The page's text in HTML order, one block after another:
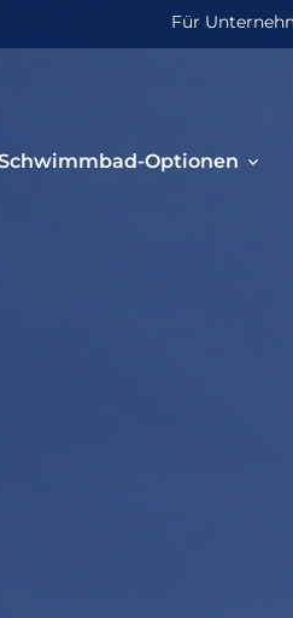
Für
Optionen